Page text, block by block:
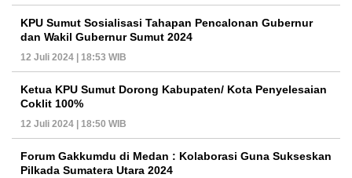
KPU Sumut Sosialisasi Tahapan Pencalonan Gubernur
dan Wakil Gubernur Sumut 2024
12 Juli 2024 | 18:53 WIB
Ketua KPU Sumut Dorong Kabupaten/ Kota Penyelesaian
Coklit 100%
12 Juli 2024 | 18:50 WIB
Forum Gakkumdu di Medan : Kolaborasi Guna Sukseskan
Pilkada Sumatera Utara 2024